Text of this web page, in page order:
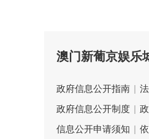
澳门新葡京娱乐
政府信息公开指南 |
政府信息公开制度 |
信息公开申请须知 |